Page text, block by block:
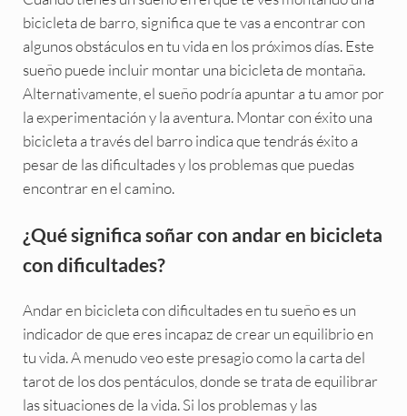
bicicleta de barro, significa que te vas a encontrar con
algunos obstáculos en tu vida en los próximos días. Este
sueño puede incluir montar una bicicleta de montaña.
Alternativamente, el sueño podría apuntar a tu amor por
la experimentación y la aventura. Montar con éxito una
bicicleta a través del barro indica que tendrás éxito a
pesar de las dificultades y los problemas que puedas
encontrar en el camino.
¿Qué significa soñar con andar en bicicleta
con dificultades?
Andar en bicicleta con dificultades en tu sueño es un
indicador de que eres incapaz de crear un equilibrio en
tu vida. A menudo veo este presagio como la carta del
tarot de los dos pentáculos, donde se trata de equilibrar
las situaciones de la vida. Si los problemas y las